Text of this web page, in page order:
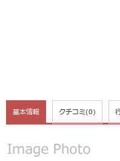
基本情報 クチコミ(0)